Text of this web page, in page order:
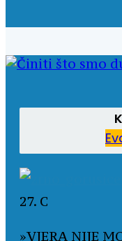
27. C
»VJERA NIJE